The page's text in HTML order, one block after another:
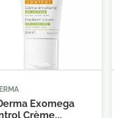
Exomega
Crème...
de